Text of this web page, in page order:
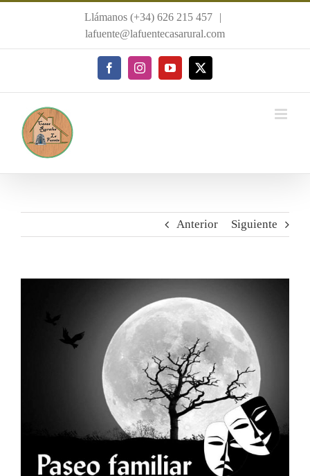
Llámanos (+34) 626 215 457
|
lafuente@lafuentecasarural.com
FacebookInstagramYouTube
X
Anterior Siguiente